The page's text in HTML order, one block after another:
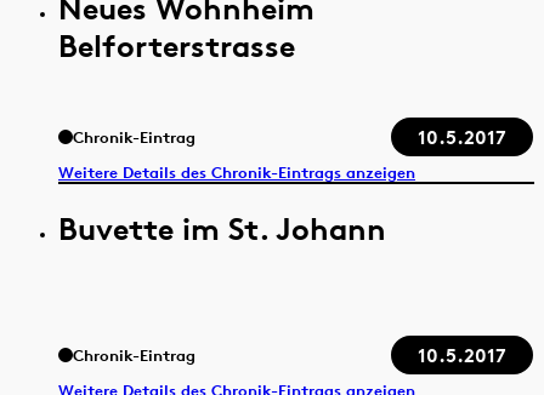
Belforterstrasse
Chronik-Eintrag 10.5.2017
Weitere Details des Chronik-Eintrags anzeigen
Buvette im St. Johann
Chronik-Eintrag 10.5.2017
Weitere Details des Chronik-Eintrags anzeigen